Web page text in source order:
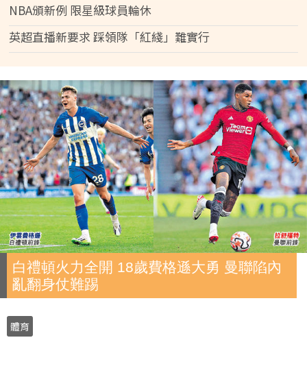
NBA頒新例 限星級球員輪休
英超直播新要求 踩領隊「紅綫」難實行
白禮頓火力全開 18歲費格遜大勇 曼聯陷內
亂翻身仗難踢
體育